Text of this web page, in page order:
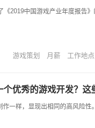
《2019中国游戏产业年度报告》
游戏策划 月薪 工作地点
个优秀的游戏开发？这
一样，显现出相同的高风险性。